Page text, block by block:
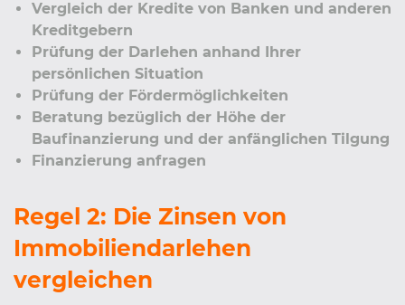
Vergleich der Kredite von Banken und anderen
Kreditgebern
Prüfung der Darlehen anhand Ihrer
persönlichen Situation
Prüfung der Fördermöglichkeiten
Beratung bezüglich der Höhe der
Baufinanzierung und der anfänglichen Tilgung
Finanzierung anfragen
Regel 2: Die Zinsen von
Immobiliendarlehen
vergleichen